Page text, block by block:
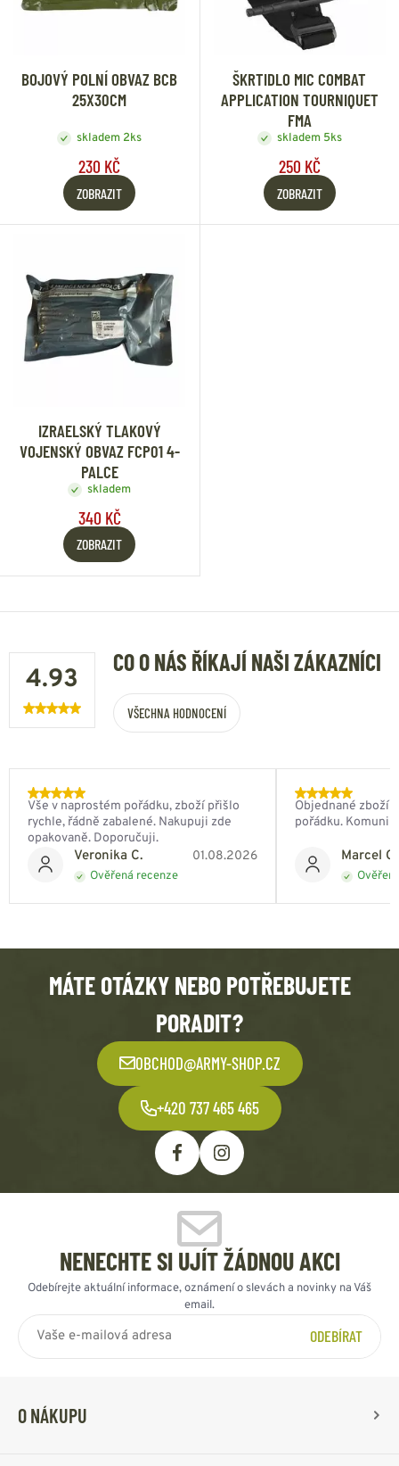
BOJOVÝ POLNÍ OBVAZ BCB
25X30CM
skladem 2ks
230 KČ
ZOBRAZIT
ŠKRTIDLO MIC COMBAT
APPLICATION TOURNIQUET
FMA
skladem 5ks
250 KČ
ZOBRAZIT
IZRAELSKÝ TLAKOVÝ
VOJENSKÝ OBVAZ FCP01 4-
PALCE
skladem
340 KČ
ZOBRAZIT
4.93
CO O NÁS ŘÍKAJÍ NAŠI ZÁKAZNÍCI
VŠECHNA HODNOCENÍ
Veronika C. 01.08.2026
Ověřená recenze
Vše v naprostém pořádku, zboží přišlo
rychle, řádně zabalené. Nakupuji zde
opakovaně. Doporučuji.
Marcel
Objednané zboží
pořádku.
MÁTE OTÁZKY NEBO POTŘEBUJETE
PORADIT?
OBCHOD@ARMY-SHOP.CZ
+420 737 465 465
NENECHTE SI UJÍT ŽÁDNOU AKCI
Odebírejte aktuální informace, oznámení o slevách a novinky na Váš
email.
ODEBÍRAT
O NÁKUPU